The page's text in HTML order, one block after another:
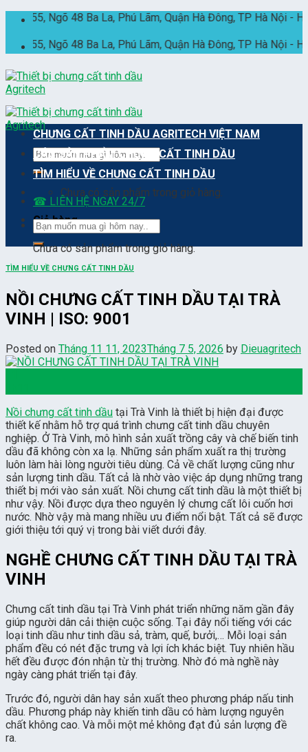
Skip
content
48 Ba La, Phú Lãm, Quận Hà Đông, TP Hà Nội - HOTLINE
48 Ba La, Phú Lãm, Quận Hà Đông, TP Hà Nội - HOTLINE
Tìm
kiếm:
Chưa có sản phẩm trong giỏ hàng.
Giỏ hàng
Chưa có sản phẩm trong giỏ hàng.
CHƯNG CẤT TINH DẦU AGRITECH VIỆT NAM
CÁC SẢN PHẨM CHƯNG CẤT TINH DẦU
TÌM HIỂU VỀ CHƯNG CẤT TINH DẦU
☎ LIÊN HỆ NGAY 24/7
Tìm
kiếm:
TÌM HIỂU VỀ CHƯNG CẤT TINH DẦU
NỒI CHƯNG CẤT TINH DẦU TẠI TRÀ
VINH | ISO: 9001
Posted on Tháng 11 11, 2023Tháng 7 5, 2026 by Dieuagritech
Nồi chưng cất tinh dầu tại Trà Vinh là thiết bị hiện đại được
thiết kế nhằm hỗ trợ quá trình chưng cất tinh dầu chuyên
nghiệp. Ở Trà Vinh, mô hình sản xuất trồng cây và chế biến tinh
dầu đã không còn xa lạ. Những sản phẩm xuất ra thị trường
luôn làm hài lòng người tiêu dùng. Cả về chất lượng cũng như
sản lượng tinh dầu. Tất cả là nhờ vào việc áp dụng những trang
thiết bị mới vào sản xuất. Nồi chưng cất tinh dầu là một thiết bị
như vậy. Nồi được dựa theo nguyên lý chưng cất lôi cuốn hơi
nước. Nhờ vậy mà mang nhiều ưu điểm nổi bật. Tất cả sẽ được
giới thiệu tới quý vị trong bài viết dưới đây.
NGHỀ CHƯNG CẤT TINH DẦU TẠI TRÀ
VINH
Chưng cất tinh dầu tại Trà Vinh phát triển những năm gần đây
giúp người dân cải thiện cuộc sống. Tại đây nổi tiếng với các
loại tinh dầu như tinh dầu sả, tràm, quế, bưởi,… Mỗi loại sản
phẩm đều có nét đặc trưng và lợi ích khác biệt. Tuy nhiên hầu
hết đều được đón nhận từ thị trường. Nhờ đó mà nghề này
ngày càng phát triển tại đây.
Trước đó, người dân hay sản xuất theo phương pháp nấu tinh
dầu. Phương pháp này khiến tinh dầu có hàm lượng nguyên
chất không cao. Và mỗi một mẻ không đạt đủ sản lượng đề
ra.